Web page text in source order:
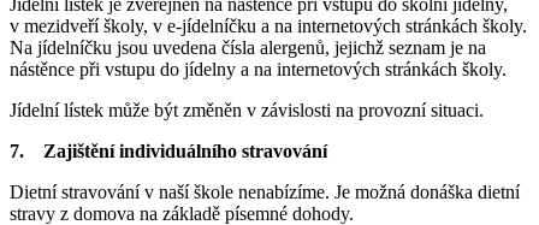
v mezidveří školy, v e-jídelníčku a na internetových stránkách školy.
Na jídelníčku jsou uvedena čísla alergenů, jejichž seznam je na
nástěnce při vstupu do jídelny a na internetových stránkách školy.
Jídelní lístek může být změněn v závislosti na provozní situaci.
7. Zajištění individuálního stravování
Dietní stravování v naší škole nenabízíme. Je možná donáška dietní
stravy z domova na základě písemné dohody.